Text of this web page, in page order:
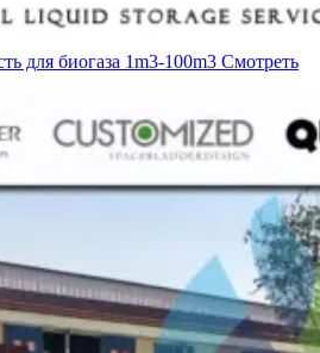
для биогаза 1m3-100m3 Смотреть